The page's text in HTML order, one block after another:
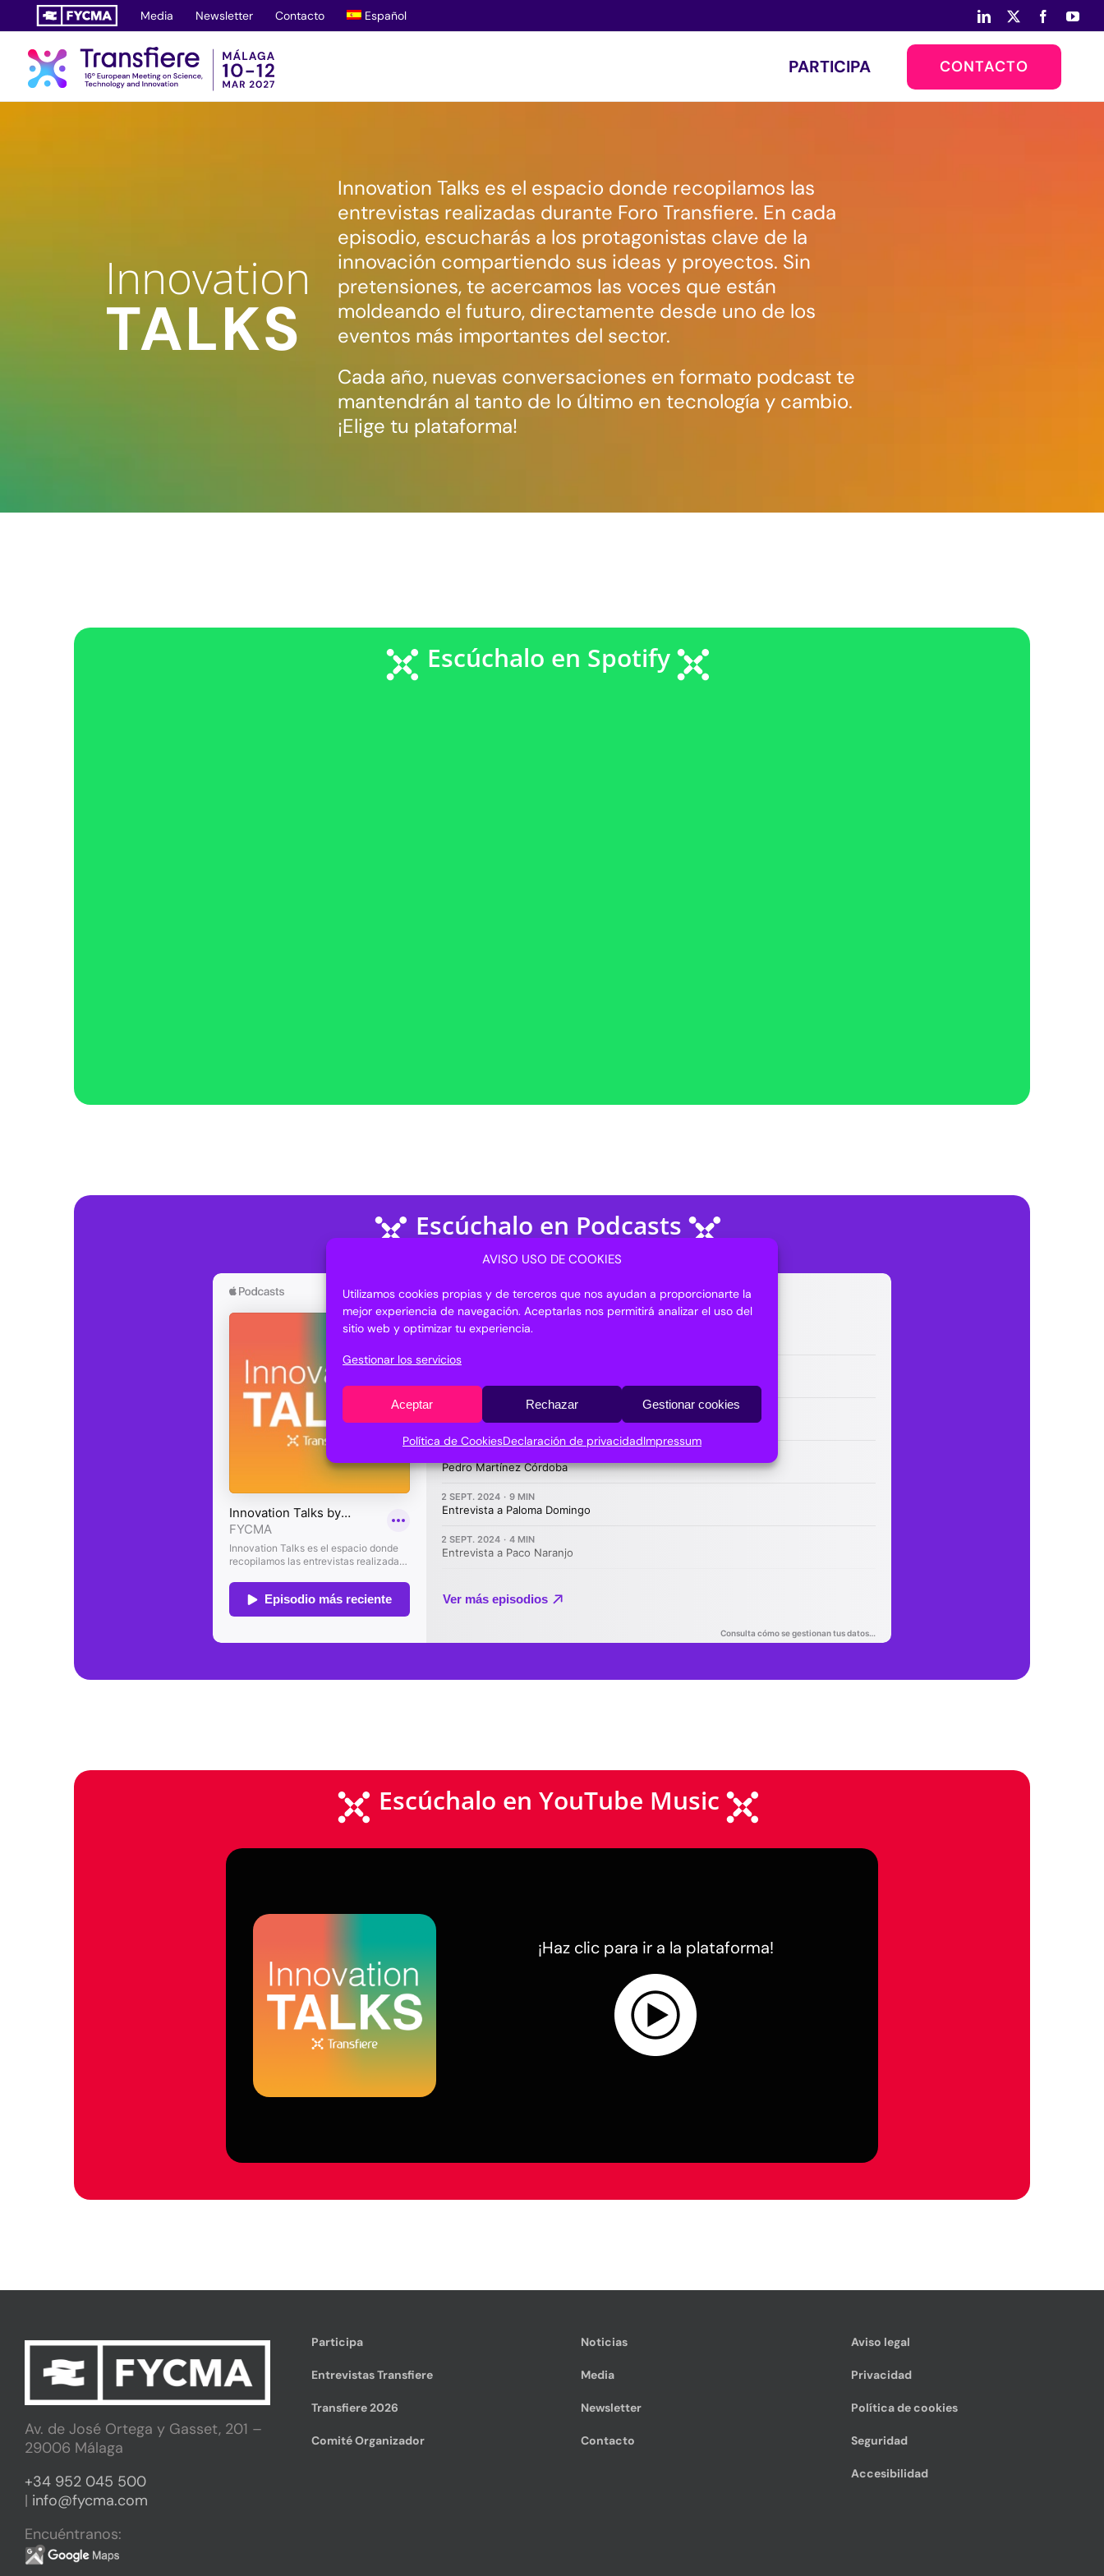
AVISO USO DE COOKIES
Utilizamos cookies propias y de terceros que nos ayudan a proporcionarte la
mejor experiencia de navegación. Aceptarlas nos permitirá analizar el uso del
sitio web y optimizar tu experiencia.
Gestionar los servicios
Aceptar Rechazar Gestionar cookies
Política de CookiesDeclaración de privacidadImpressum
Saltar
al
contenido
Media Newsletter Contacto Español LinkedIn Facebook
PARTICIPA CONTACTO
Innovation
TALKS
Innovation Talks es el espacio donde recopilamos las
entrevistas realizadas durante Foro Transfiere. En cada
episodio, escucharás a los protagonistas clave de la
innovación compartiendo sus ideas y proyectos. Sin
pretensiones, te acercamos las voces que están
moldeando el futuro, directamente desde uno de los
eventos más importantes del sector.
Cada año, nuevas conversaciones en formato podcast te
mantendrán al tanto de lo último en tecnología y cambio.
¡Elige tu plataforma!
Escúchalo en Spotify
Escúchalo en Podcasts
Escúchalo en YouTube Music
¡Haz clic para ir a la plataforma!
Av. de José Ortega y Gasset, 201 –
29006 Málaga
+34 952 045 500
| info@fycma.com
Encuéntranos:
Participa
Entrevistas Transfiere
Transfiere 2026
Comité Organizador
Noticias
Media
Newsletter
Contacto
Aviso legal
Privacidad
Política de cookies
Seguridad
Accesibilidad